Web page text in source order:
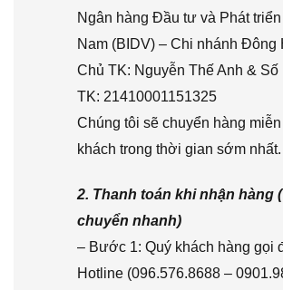
Ngân hàng Đầu tư và Phát
Nam (BIDV) – Chi nhánh Đông
Chủ TK: Nguyễn Thế Anh & Số
TK: 21410001151325
Chúng tôi sẽ chuyển hàng
khách trong thời gian sớm nhất.
2. Thanh toán khi nhận hàng
chuyển nhanh)
– Bước 1: Quý khách hàng gọi
Hotline (096.576.8688 –